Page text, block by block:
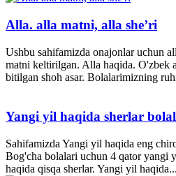
Alla. alla matni, alla she’ri
Ushbu sahifamizda onajonlar uchun
matni keltirilgan. Alla haqida. O'zbek
bitilgan shoh asar. Bolalarimizning
Yangi yil haqida sherlar
Sahifamizda Yangi yil haqida eng
Bog'cha bolalari uchun 4 qator yangi
haqida qisqa sherlar. Yangi yil haqida...